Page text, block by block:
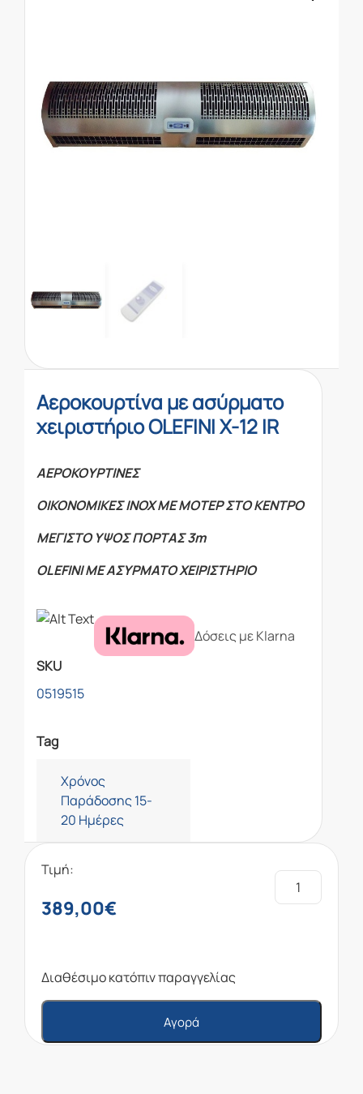
Αεροκουρτίνα με ασύρματο
χειριστήριο OLEFINI X-12 IR
ΑΕΡΟΚΟΥΡΤΙΝΕΣ
ΟΙΚΟΝΟΜΙΚΕΣ ΙΝΟΧ ΜΕ ΜΟΤΕΡ ΣΤΟ ΚΕΝΤΡΟ
ΜΕΓΙΣΤΟ ΥΨΟΣ ΠΟΡΤΑΣ 3m
OLEFINI ΜΕ ΑΣΥΡΜΑΤΟ ΧΕΙΡΙΣΤΗΡΙΟ
Δόσεις με Klarna
SKU
0519515
Tag
Χρόνος
Παράδοσης 15-
20 Ημέρες
Τιμή:
389,00€
Διαθέσιμο κατόπιν παραγγελίας
Αγορά